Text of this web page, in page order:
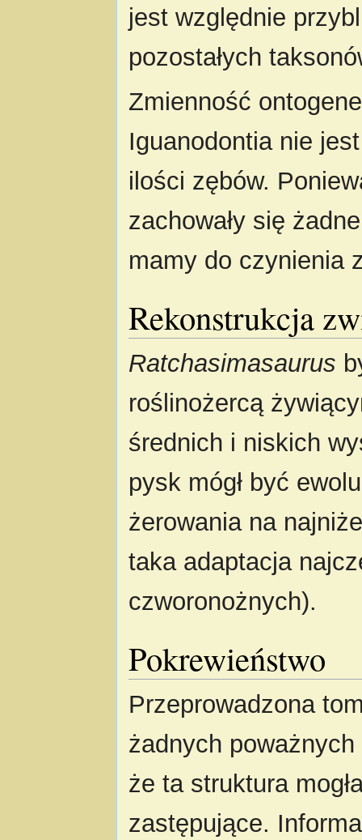
jest względnie
pozostałych
Zmienność
Iguanodontia nie
ilości zębów.
zachowały się
mamy do czynienia
Rekonstrukcja
Ratchasimasaurus
roślinożercą
średnich i niskich
pysk mógł być
żerowania na
taka adaptacja
czworonożnych).
Pokrewieństwo
Przeprowadzona
żadnych poważnych
że ta struktura
zastępujące.